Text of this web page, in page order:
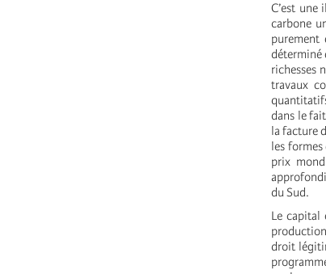
C’est
carbone
déterminé
richesses
travaux
dans le
la facture
les
prix
du Sud.
Le capital
droit